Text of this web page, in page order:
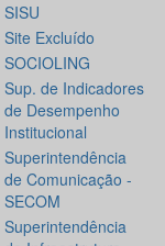
SISU
Site Excluído
SOCIOLING
Sup. de Indicadores
de Desempenho
Institucional
Superintendência
de Comunicação -
SECOM
Superintendência